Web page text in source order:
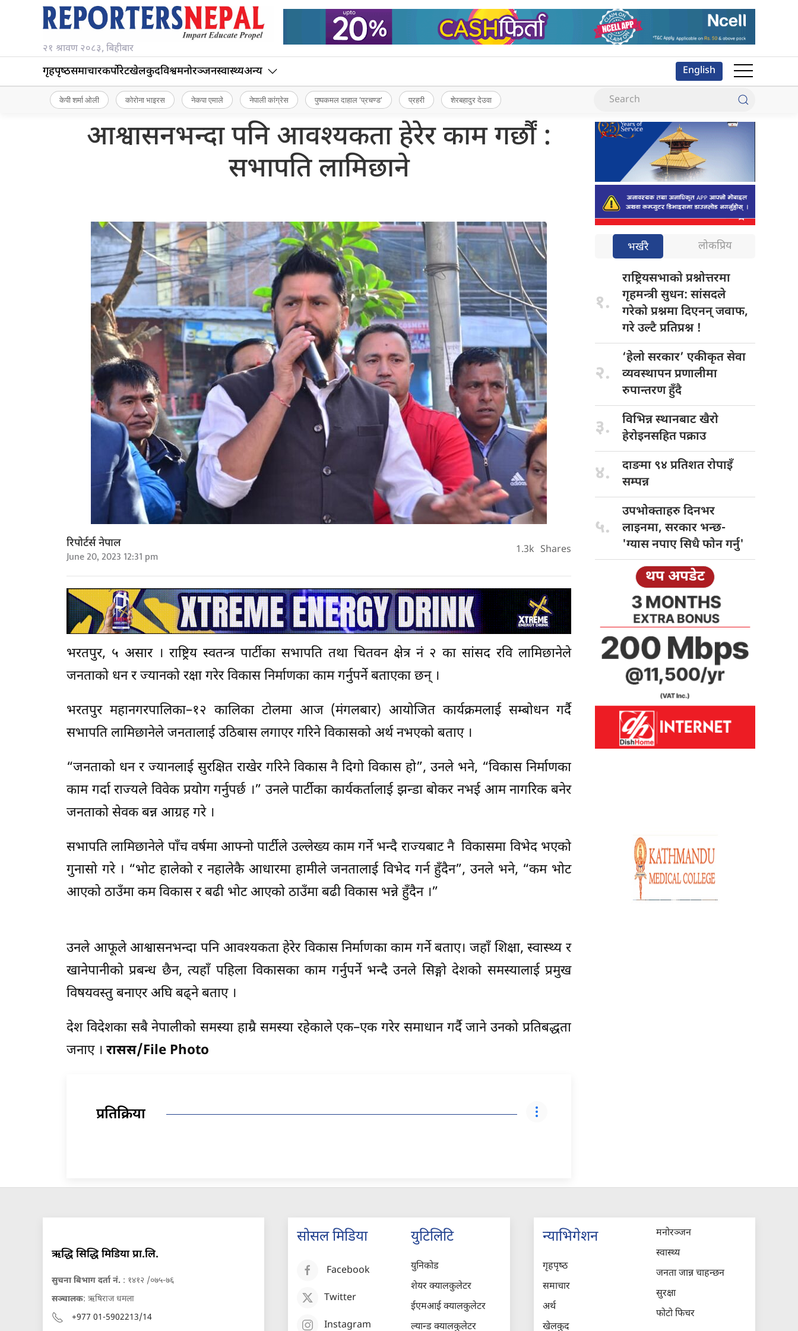
२१ श्रावण २०८३, बिहीबार
गृहपृष्‍ठसमाचारकर्पोरेटखेलकुदविश्वमनोरञ्जनस्वास्थ्यअन्य English
केपी शर्मा ओली कोरोना भाइरस नेकपा एमाले नेपाली कांग्रेस पुष्पकमल दाहाल ‘प्रचण्ड’ प्रहरी शेरबहादुर देउवा
आश्वासनभन्दा पनि आवश्यकता हेरेर काम गर्छौं :
सभापति लामिछाने
रिपोर्टर्स नेपाल
June 20, 2023 12:31 pm 1.3k Shares
भरतपुर, ५ असार । राष्ट्रिय स्वतन्त्र पार्टीका सभापति तथा चितवन क्षेत्र नं २ का सांसद रवि लामिछानेले
जनताको धन र ज्यानको रक्षा गरेर विकास निर्माणका काम गर्नुपर्ने बताएका छन् ।
भरतपुर महानगरपालिका–१२ कालिका टोलमा आज (मंगलबार) आयोजित कार्यक्रमलाई सम्बोधन गर्दै
सभापति लामिछानेले जनतालाई उठिबास लगाएर गरिने विकासको अर्थ नभएको बताए ।
“जनताको धन र ज्यानलाई सुरक्षित राखेर गरिने विकास नै दिगो विकास हो”, उनले भने, “विकास निर्माणका
काम गर्दा राज्यले विवेक प्रयोग गर्नुपर्छ ।” उनले पार्टीका कार्यकर्तालाई झन्डा बोकर नभई आम नागरिक बनेर
जनताको सेवक बन्न आग्रह गरे ।
सभापति लामिछानेले पाँच वर्षमा आफ्नो पार्टीले उल्लेख्य काम गर्ने भन्दै राज्यबाट नै विकासमा विभेद भएको
गुनासो गरे । “भोट हालेको र नहालेकै आधारमा हामीले जनतालाई विभेद गर्न हुँदैन”, उनले भने, “कम भोट
आएको ठाउँमा कम विकास र बढी भोट आएको ठाउँमा बढी विकास भन्ने हुँदैन ।”
उनले आफूले आश्वासनभन्दा पनि आवश्यकता हेरेर विकास निर्माणका काम गर्ने बताए। जहाँ शिक्षा, स्वास्थ्य र
खानेपानीको प्रबन्ध छैन, त्यहाँ पहिला विकासका काम गर्नुपर्ने भन्दै उनले सिङ्गो देशको समस्यालाई प्रमुख
विषयवस्तु बनाएर अघि बढ्ने बताए ।
देश विदेशका सबै नेपालीको समस्या हाम्रै समस्या रहेकाले एक–एक गरेर समाधान गर्दै जाने उनको प्रतिबद्धता
जनाए । रासस/File Photo
प्रतिक्रिया
भर्खरै लोकप्रिय
१.
राष्ट्रियसभाकाे प्रश्नोत्तरमा
गृहमन्त्री सुधन: सांसदले
गरेको प्रश्नमा दिएनन् जवाफ,
गरे उल्टै प्रतिप्रश्न !
२.
‘हेलो सरकार’ एकीकृत सेवा
व्यवस्थापन प्रणालीमा
रुपान्तरण हुँदै
३. विभिन्न स्थानबाटखैरो
हेरोइनसहित पक्राउ
४. दाङमा ९४ प्रतिशत रोपाइँ
सम्पन्न
५.
उपभोक्ताहरु दिनभर
लाइनमा, सरकार भन्छ-
'ग्यास नपाए सिधै फाेन गर्नु'
थप अपडेट
ऋद्धि सिद्धि मिडिया प्रा.लि.
सुचना बिभाग दर्ता नं. : १४१२ /०७५-७६
सञ्चालक: ऋषिराज धमला
+977 01-5902213/14
सोसल मिडिया
Facebook
Twitter
Instagram
युटिलिटि
युनिकोड
शेयर क्यालकुलेटर
ईएमआई क्यालकुलेटर
ल्यान्ड क्यालकुलेटर
न्याभिगेशन
गृहपृष्‍ठ
समाचार
अर्थ
खेलकुद
मनोरञ्जन
स्वास्थ्य
जनता जान्न चाहन्छन
सुरक्षा
फोटो फिचर